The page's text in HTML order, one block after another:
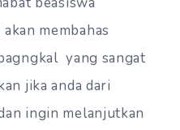
membahas
yang sangat
jika anda dari
ingin melanjutkan